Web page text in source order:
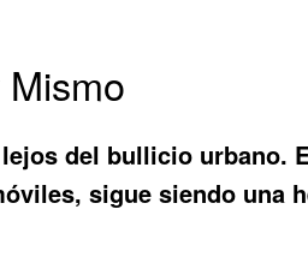
lejos del bullicio urbano.
sigue siendo una